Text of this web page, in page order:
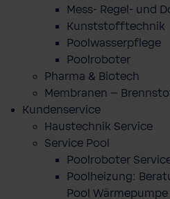
Mess- Regel- und
Kunststofftechnik
Poolwasserpflege
Poolroboter
Pharma & Biotech
Membranen –
Kundenservice
Haustechnik Service
Service Pool
Poolroboter
Poolheizung:
Pool Wärmepumpe